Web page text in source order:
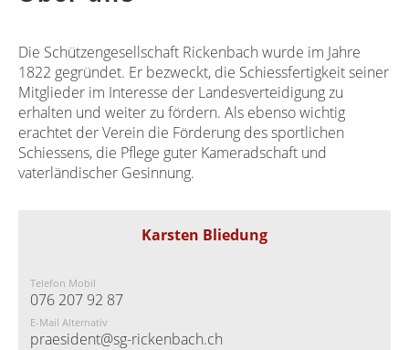
Die Schützengesellschaft Rickenbach wurde im Jahre
1822 gegründet. Er bezweckt, die Schiessfertigkeit seiner
Mitglieder im Interesse der Landesverteidigung zu
erhalten und weiter zu fördern. Als ebenso wichtig
erachtet der Verein die Förderung des sportlichen
Schiessens, die Pflege guter Kameradschaft und
vaterländischer Gesinnung.
Karsten Bliedung
Telefon Mobil
076 207 92 87
E-Mail Alternativ
praesident@sg-rickenbach.ch